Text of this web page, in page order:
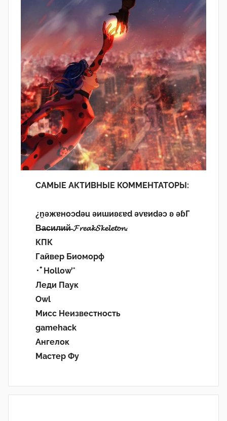
САМЫЕ АКТИВНЫЕ КОММЕНТАТОРЫ:
¿n̯ǝжɐноɔdǝu ǝиɯиʚεɐd ǝvɐиdǝɔ ʚ ǝɓГ
В̶а̶с̶и̶л̶и̶й̶ 𝓕𝓻𝓮𝓪𝓴𝓢𝓴𝓮𝓵𝓮𝓽𝓸𝓷.
КПК
Гайвер Биоморф
･ﾟHollow’°
Леди Паук
Owl
Мисс Неизвестность
gamehack
Ангелок
Мастер Фу